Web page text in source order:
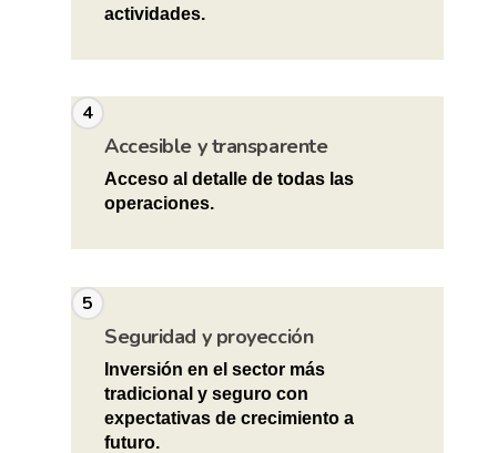
actividades.
4
Accesible y transparente
Acceso al detalle de todas las
operaciones.
5
Seguridad y proyección
Inversión en el sector más
tradicional y seguro con
expectativas de crecimiento a
futuro.
Home
Sobre nosotros